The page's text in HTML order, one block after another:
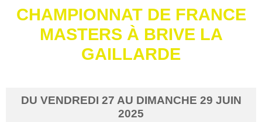
CHAMPIONNAT DE FRANCE
MASTERS À BRIVE LA
GAILLARDE
DU VENDREDI 27 AU DIMANCHE 29 JUIN
2025